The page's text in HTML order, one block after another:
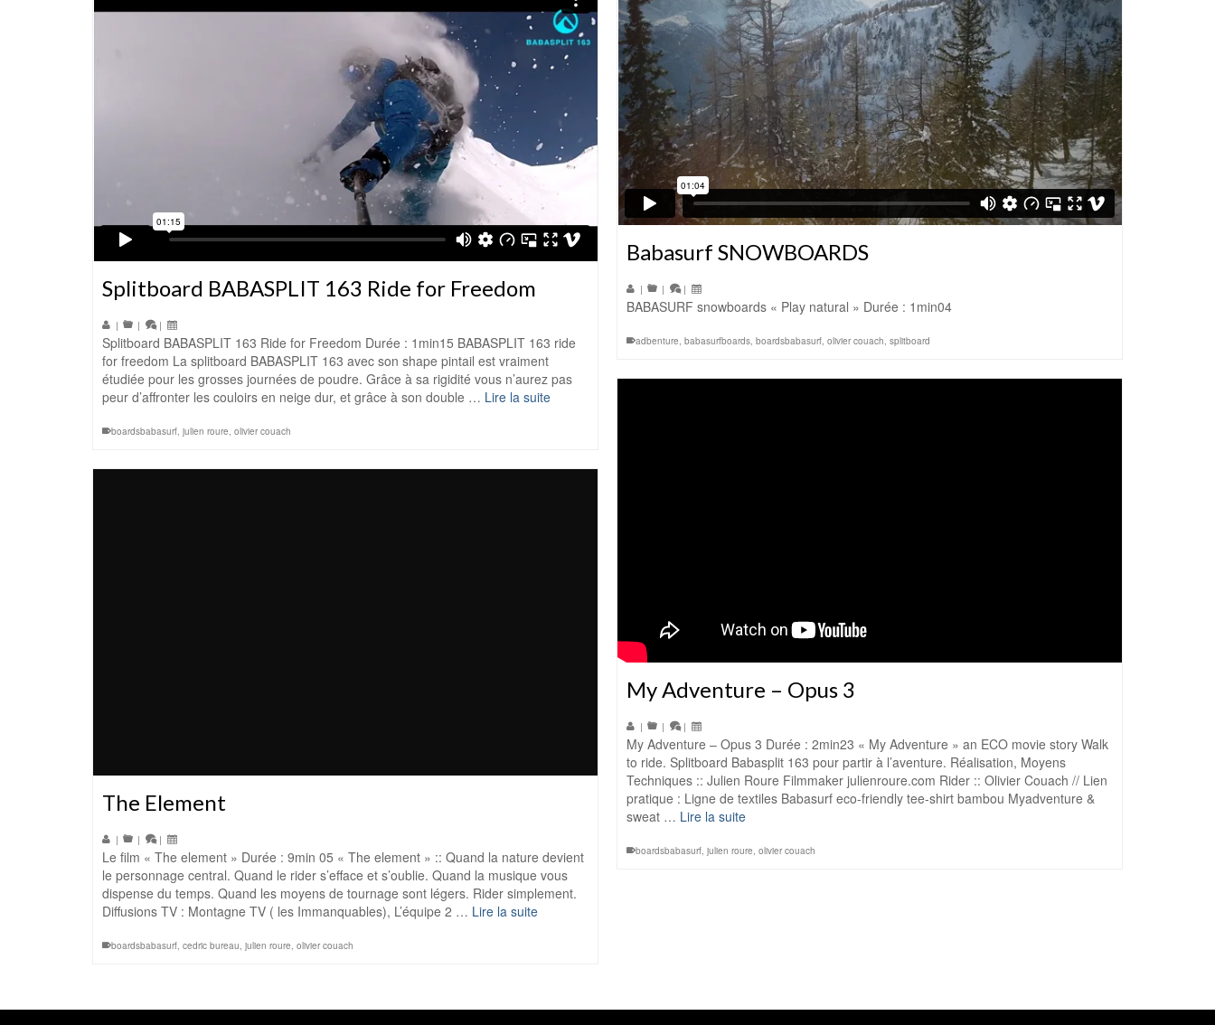
Babasurf SNOWBOARDS
| | |
BABASURF snowboards « Play natural » Durée : 1min04
adbenture, babasurfboards, boardsbabasurf, olivier couach, splitboard
Splitboard BABASPLIT 163 Ride for Freedom
| | |
Splitboard BABASPLIT 163 Ride for Freedom Durée : 1min15 BABASPLIT 163 ride
for freedom La splitboard BABASPLIT 163 avec son shape pintail est vraiment
étudiée pour les grosses journées de poudre. Grâce à sa rigidité vous n’aurez pas
peur d’affronter les couloirs en neige dur, et grâce à son double … Lire la suite
boardsbabasurf, julien roure, olivier couach
My Adventure – Opus 3
| | |
My Adventure – Opus 3 Durée : 2min23 « My Adventure » an ECO movie story Walk
to ride. Splitboard Babasplit 163 pour partir à l’aventure. Réalisation, Moyens
Techniques :: Julien Roure Filmmaker julienroure.com Rider :: Olivier Couach // Lien
pratique : Ligne de textiles Babasurf eco-friendly tee-shirt bambou Myadventure &
sweat … Lire la suite
boardsbabasurf, julien roure, olivier couach
The Element
| | |
Le film « The element » Durée : 9min 05 « The element » :: Quand la nature devient
le personnage central. Quand le rider s’efface et s’oublie. Quand la musique vous
dispense du temps. Quand les moyens de tournage sont légers. Rider simplement.
Diffusions TV : Montagne TV ( les Immanquables), L’équipe 2 … Lire la suite
boardsbabasurf, cedric bureau, julien roure, olivier couach